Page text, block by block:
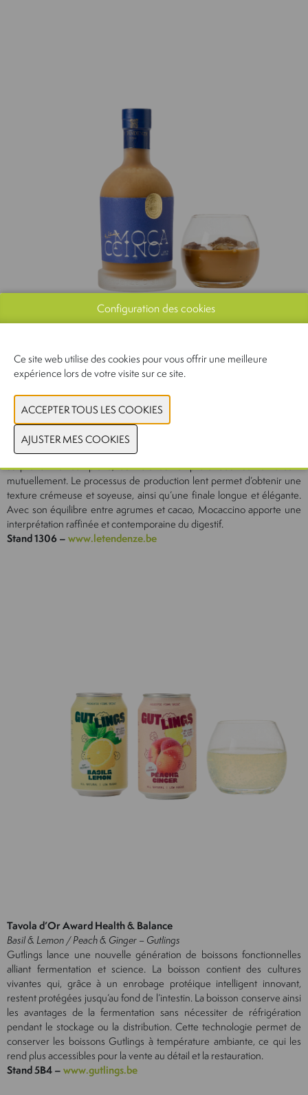
Vainqueur du Tavola d’Or Premium & Pleasure
Mocaccino – Le Tendenze
Cette liqueur artisanale allie créativité et savoir-faire dans une
composition de saveurs tranchée. Elle est élaborée à partir d’oranges
siciliennes biologiques, enrichies de notes naturelles de café, de
chocolat et d’amande. Cette combinaison donne un profil gustatif
surprenant et complexe, où fraîcheur et profondeur se renforcent
mutuellement. Le processus de production lent permet d’obtenir une
texture crémeuse et soyeuse, ainsi qu’une finale longue et élégante.
Avec son équilibre entre agrumes et cacao, Mocaccino apporte une
interprétation raffinée et contemporaine du digestif.
Stand 1306 –www.letendenze.be
Tavola d’Or Award Health & Balance
Basil & Lemon / Peach & Ginger – Gutlings
Gutlings lance une nouvelle génération de boissons fonctionnelles
alliant fermentation et science. La boisson contient des cultures
vivantes qui, grâce à un enrobage protéique intelligent innovant,
restent protégées jusqu’au fond de l’intestin. La boisson conserve ainsi
les avantages de la fermentation sans nécessiter de réfrigération
pendant le stockage ou la distribution. Cette technologie permet de
conserver les boissons Gutlings à température ambiante, ce qui les
rend plus accessibles pour la vente au détail et la restauration.
Stand 5B4 –www.gutlings.be
Configuration des cookies
Ce site web utilise des cookies pour vous offrir une meilleure
expérience lors de votre visite sur ce site.